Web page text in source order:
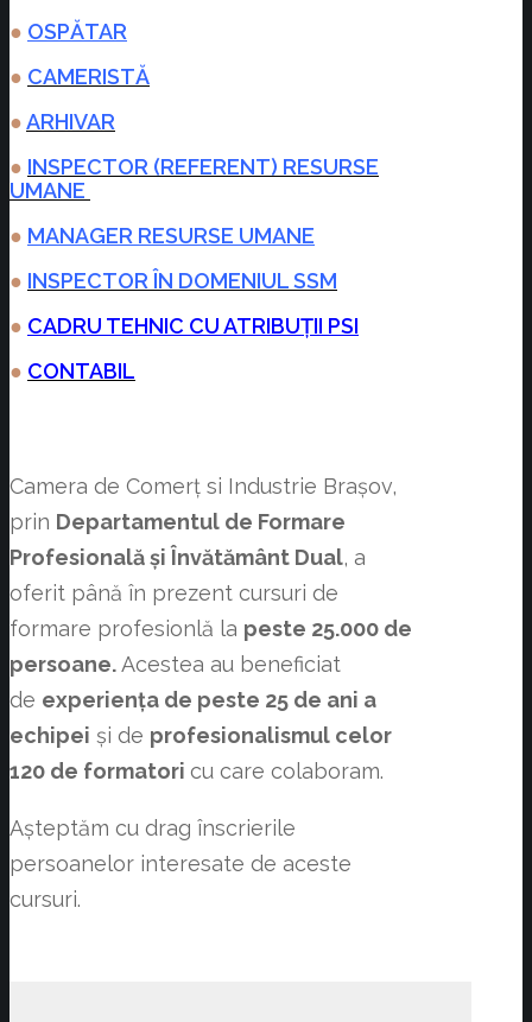
● OSPĂTAR
● CAMERISTĂ
●ARHIVAR
● INSPECTOR (REFERENT) RESURSE
UMANE
● MANAGER RESURSE UMANE
● INSPECTOR ÎN DOMENIUL SSM
● CADRU TEHNIC CU ATRIBUȚII PSI
● CONTABIL
Camera de Comerț si Industrie Brașov,
prin Departamentul de Formare
Profesională și Învătământ Dual, a
oferit până în prezent cursuri de
formare profesionlă la peste 25.000 de
persoane.Acestea au beneficiat
de experiența de peste 25 de ani a
echipei și de profesionalismul celor
120 de formatori cu care colaboram.
Așteptăm cu drag înscrierile
persoanelor interesate de aceste
cursuri.